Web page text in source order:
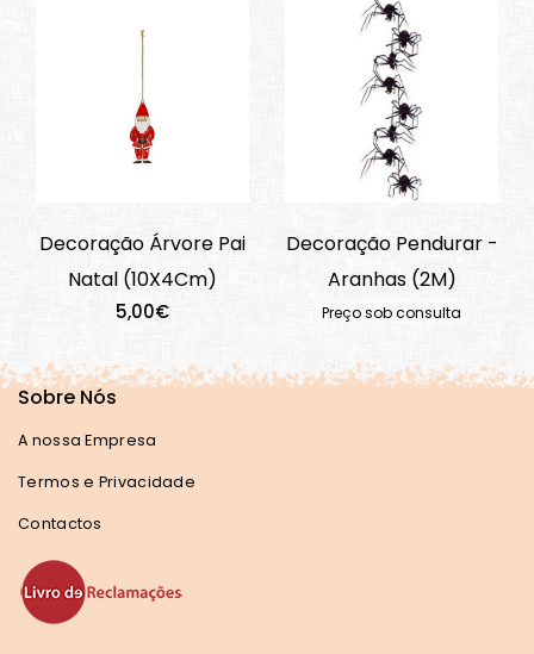
Decoração Árvore Pai
Natal (10X4Cm)
5,00€
Decoração Pendurar -
Aranhas (2M)
Preço sob consulta
Sobre Nós
A nossa Empresa
Termos e Privacidade
Contactos